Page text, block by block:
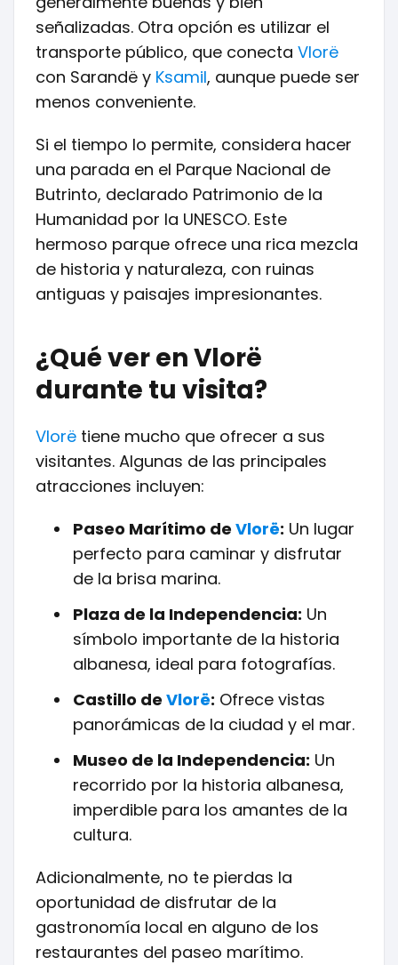
señalizadas. Otra opción es utilizar el
transporte público, que conecta Vlorë
con Sarandë y Ksamil, aunque puede ser
menos conveniente.
Si el tiempo lo permite, considera hacer
una parada en el Parque Nacional de
Butrinto, declarado Patrimonio de la
Humanidad por la UNESCO. Este
hermoso parque ofrece una rica mezcla
de historia y naturaleza, con ruinas
antiguas y paisajes impresionantes.
¿Qué ver en Vlorë
durante tu visita?
Vlorë tiene mucho que ofrecer a sus
visitantes. Algunas de las principales
atracciones incluyen:
Paseo Marítimo de Vlorë: Un lugar
perfecto para caminar y disfrutar
de la brisa marina.
Plaza de la Independencia: Un
símbolo importante de la historia
albanesa, ideal para fotografías.
Castillo de Vlorë: Ofrece vistas
panorámicas de la ciudad y el mar.
Museo de la Independencia: Un
recorrido por la historia albanesa,
imperdible para los amantes de la
cultura.
Adicionalmente, no te pierdas la
oportunidad de disfrutar de la
gastronomía local en alguno de los
restaurantes del paseo marítimo.